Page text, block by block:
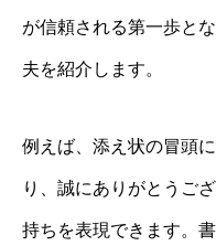
が信頼される第一歩と
夫を紹介します。
例えば、添え状の冒頭
り、誠にありがとうご
持ちを表現できます。